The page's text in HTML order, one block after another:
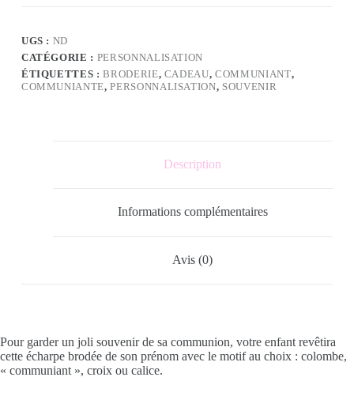
UGS : ND
CATÉGORIE : PERSONNALISATION
ÉTIQUETTES :BRODERIE, CADEAU,COMMUNIANT,
COMMUNIANTE,PERSONNALISATION, SOUVENIR
Description
Informations complémentaires
Avis (0)
Pour garder un joli souvenir de sa communion, votre enfant revêtira
cette écharpe brodée de son prénom avec le motif au choix : colombe,
« communiant », croix ou calice.